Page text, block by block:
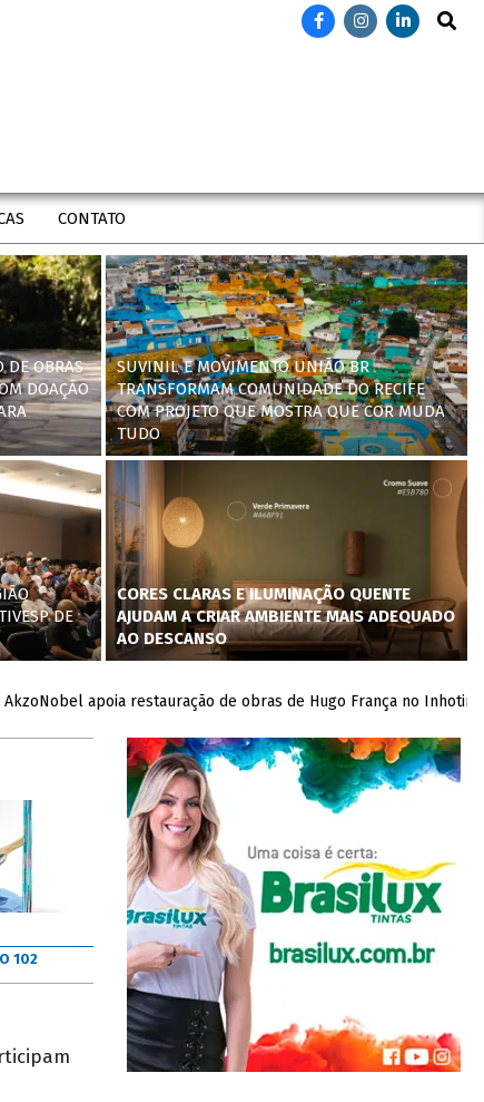
Search
CONTATO
DE OBRAS
DOAÇÃO
SUVINIL E MOVIMENTO UNIÃO BR
TRANSFORMAM COMUNIDADE DO RECIFE
COM PROJETO QUE MOSTRA QUE COR MUDA
TUDO
DE
CORES CLARAS E ILUMINAÇÃO QUENTE
AJUDAM A CRIAR AMBIENTE MAIS ADEQUADO
AO DESCANSO
apoia restauração de obras de Hugo França no Inhotim
102